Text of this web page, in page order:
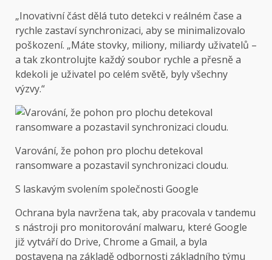
„Inovativní část dělá tuto detekci v reálném čase a
rychle zastaví synchronizaci, aby se minimalizovalo
poškození. „Máte stovky, miliony, miliardy uživatelů –
a tak zkontrolujte každý soubor rychle a přesně a
kdekoli je uživatel po celém světě, byly všechny
výzvy.“
Varování, že pohon pro plochu detekoval
ransomware a pozastavil synchronizaci cloudu.
S laskavým svolením společnosti Google
Ochrana byla navržena tak, aby pracovala v tandemu
s nástroji pro monitorování malwaru, které Google
již vytváří do Drive, Chrome a Gmail, a byla
postavena na základě odbornosti základního týmu